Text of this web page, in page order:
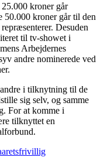
kroner går
50.000 kroner går til den
Desuden
til tv-showet i
Arbejdernes
andre nominerede ved
i tilknytning til de
sig selv, og samme
For at komme i
tilknyttet en